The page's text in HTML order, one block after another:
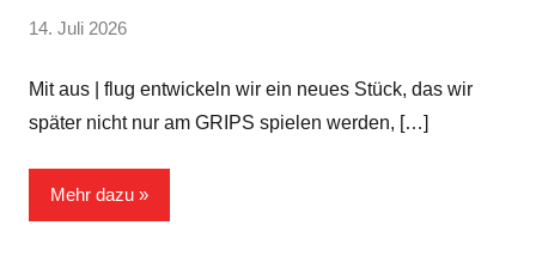
14. Juli 2026
Mit aus | flug entwickeln wir ein neues Stück, das wir
später nicht nur am GRIPS spielen werden, […]
Mehr dazu